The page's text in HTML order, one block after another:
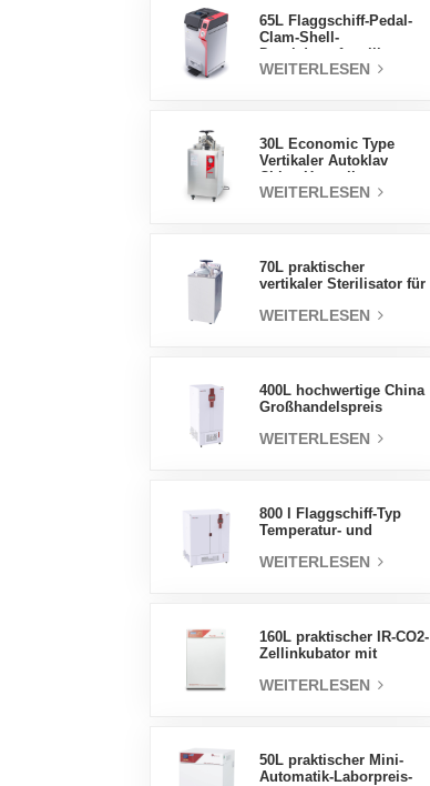
65L Flaggschiff-Pedal-
Clam-Shell-
Fabrik
WEITERLESEN
30L Economic Type
Vertikaler Autoklav
Druckdampfsterilisator
WEITERLESEN
70L praktischer
vertikaler Sterilisator für
Design,
WEITERLESEN
400L hochwertige China
Großhandelspreis
Luftfeuchtigkeit stabile
WEITERLESEN
800 l Flaggschiff-Typ
Temperatur- und
Inkubatorkammer,
WEITERLESEN
160L praktischer IR-CO2-
Zellinkubator mit
professionelle Fabrik-
WEITERLESEN
50L praktischer Mini-
Automatik-Laborpreis-